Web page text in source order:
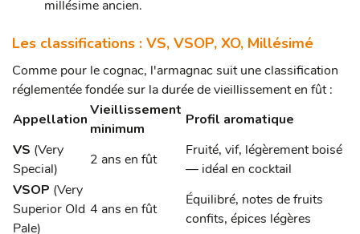
millésime ancien.
Les classifications : VS, VSOP, XO, Millésimé
Comme pour le cognac, l'armagnac suit une classification
réglementée fondée sur la durée de vieillissement en fût :
Appellation
Vieillissement
minimum
Profil aromatique
VS (Very
Special)
2 ans en fût
Fruité, vif, légèrement boisé
— idéal en cocktail
VSOP (Very
Superior Old
Pale)
4 ans en fût
Équilibré, notes de fruits
confits, épices légères